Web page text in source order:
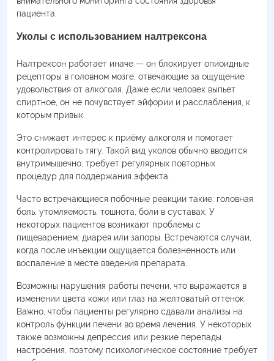
пациента.
Уколы с использованием налтрексона
Налтрексон работает иначе — он блокирует опиоидные
рецепторы в головном мозге, отвечающие за ощущение
удовольствия от алкоголя. Даже если человек выпьет
спиртное, он не почувствует эйфории и расслабления, к
которым привык.
Это снижает интерес к приёму алкоголя и помогает
контролировать тягу. Такой вид уколов обычно вводится
внутримышечно, требует регулярных повторных
процедур для поддержания эффекта.
Часто встречающиеся побочные реакции такие: головная
боль, утомляемость, тошнота, боли в суставах. У
некоторых пациентов возникают проблемы с
пищеварением: диарея или запоры. Встречаются случаи,
когда после инъекции ощущается болезненность или
воспаление в месте введения препарата.
Возможны нарушения работы печени, что выражается в
изменении цвета кожи или глаз на желтоватый оттенок.
Важно, чтобы пациенты регулярно сдавали анализы на
контроль функции печени во время лечения. У некоторых
также возможны депрессия или резкие перепады
настроения, поэтому психологическое состояние требует